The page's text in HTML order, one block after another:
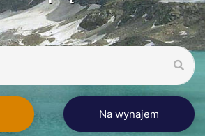
Na wynajem